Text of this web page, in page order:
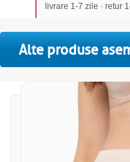
livrare 1-7 zile · retur
Alte produse